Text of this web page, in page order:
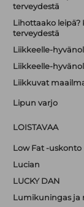
terveydestä
Lihottaako leipä?
terveydestä
Liikkeelle-
Liikkeelle-
Liikkuvat
Lipun varjo
LOISTAVAA
Low Fat -uskonto
Lucian
LUCKY DAN
Lumikuningas ja